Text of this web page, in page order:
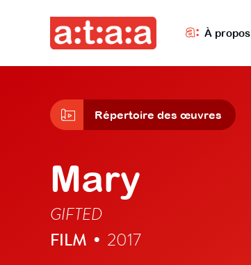
À propos
Répertoire des œuvres
Mary
GIFTED
FILM • 2017